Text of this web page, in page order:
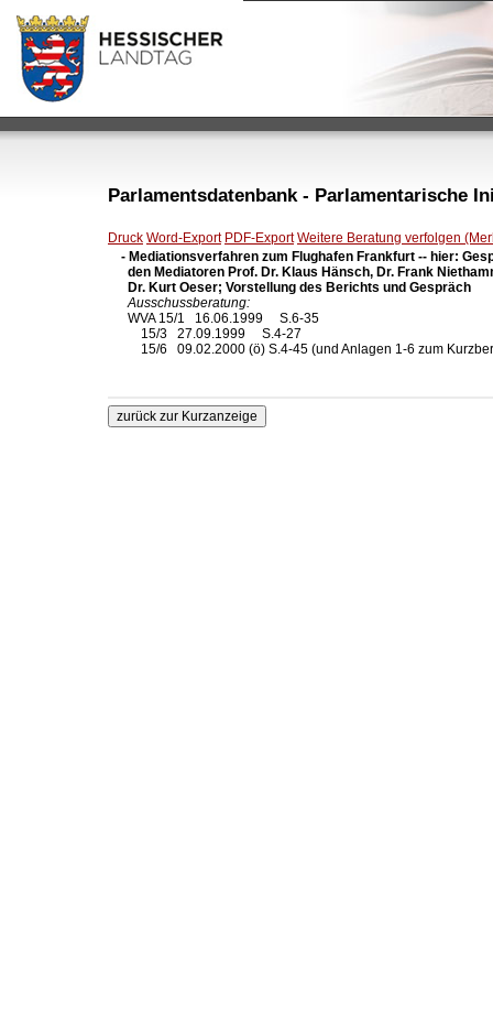
Parlamentsdatenbank - Parlamentarische
Druck Word-Export PDF-Export Weitere Beratung verfolgen
- Mediationsverfahren zum Flughafen Frankfurt -- hier:
den Mediatoren Prof. Dr. Klaus Hänsch, Dr. Frank
  Dr. Kurt Oeser; Vorstellung des Berichts und Gespräch
Ausschussberatung:
  WVA 15/1   16.06.1999     S.6-35
      15/3   27.09.1999     S.4-27
15/6   09.02.2000 (ö) S.4-45 (und Anlagen 1-6 zum